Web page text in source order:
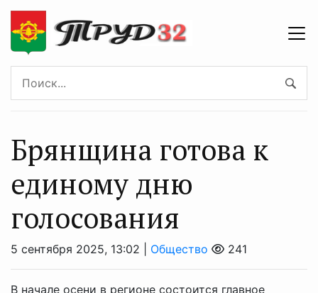
Брянщина готова к
единому дню
голосования
5 сентября 2025, 13:02 | Общество 241
В начале осени в регионе состоится главное